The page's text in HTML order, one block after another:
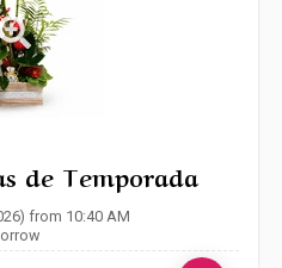
de Temporada
from 10:40 AM